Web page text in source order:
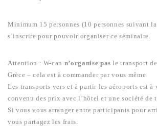
Minimum 15 personnes (10 personnes suivant
s’inscrire pour pouvoir organiser ce séminaire.
Attention : W-can n’organise pas le transport
Grèce – cela est à commander par vous même
Les transports vers et à partir les aéroports est à
convenu des prix avec l’hôtel et une société de
Si vous vous arranger entre participants pour
vous partagez les frais.